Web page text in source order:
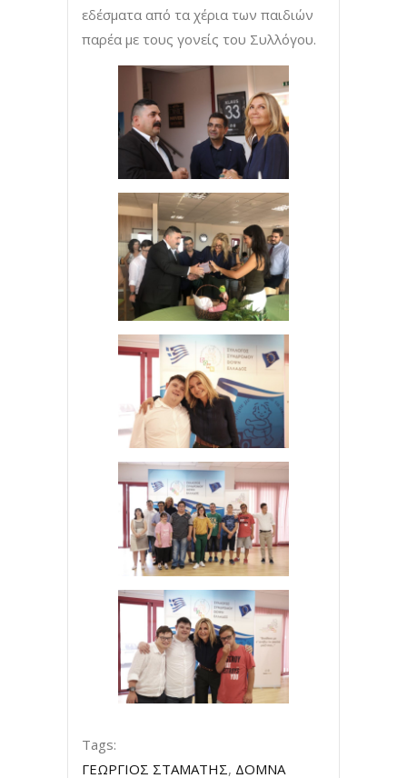
εδέσματα από τα χέρια των παιδιών
παρέα με τους γονείς του Συλλόγου.
Tags:
ΓΕΩΡΓΙΟΣ ΣΤΑΜΑΤΗΣ, ΔΟΜΝΑ